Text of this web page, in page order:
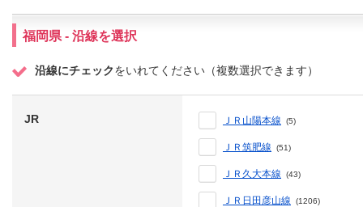
福岡県 - 沿線を選択
沿線にチェックをいれてください（複数選択できます）
JR ＪＲ山陽本線 (5)
ＪＲ筑肥線 (51)
ＪＲ久大本線 (43)
ＪＲ日田彦山線 (1206)